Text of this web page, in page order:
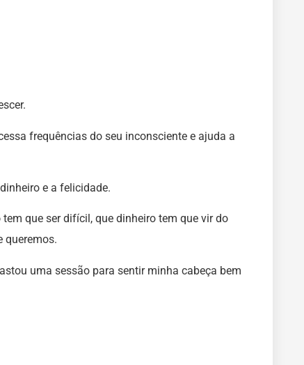
frequências do seu inconsciente e ajuda a
e a felicidade.
que ser difícil, que dinheiro tem que vir do
queremos.
uma sessão para sentir minha cabeça bem